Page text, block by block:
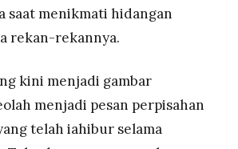
saat menikmati hidangan
rekan-rekannya.
kini menjadi gambar
menjadi pesan perpisahan
telah iahibur selama